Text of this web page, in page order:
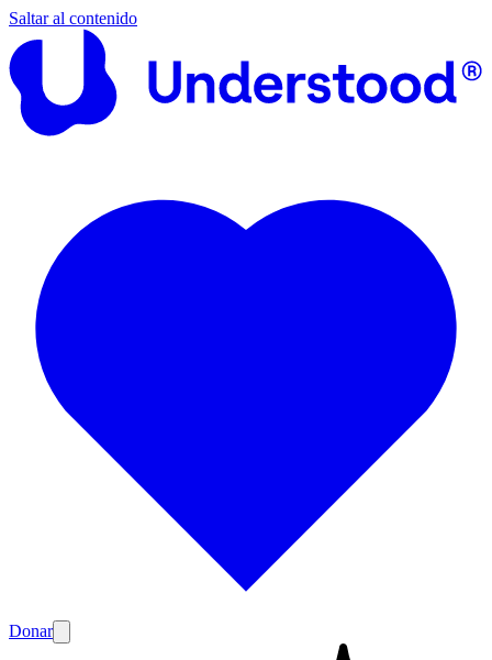
Saltar al contenido
Donar